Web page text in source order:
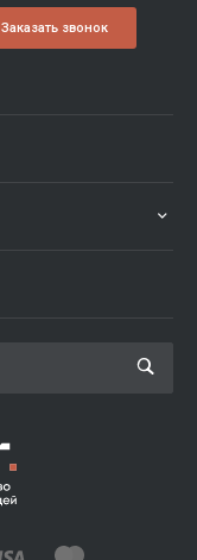
Заказать звонок